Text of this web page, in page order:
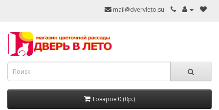
mail@dvervleto.su
Товаров 0 (0р.)